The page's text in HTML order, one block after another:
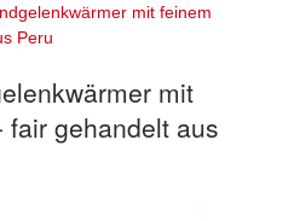
mit feinem
Peru
mit
gehandelt aus